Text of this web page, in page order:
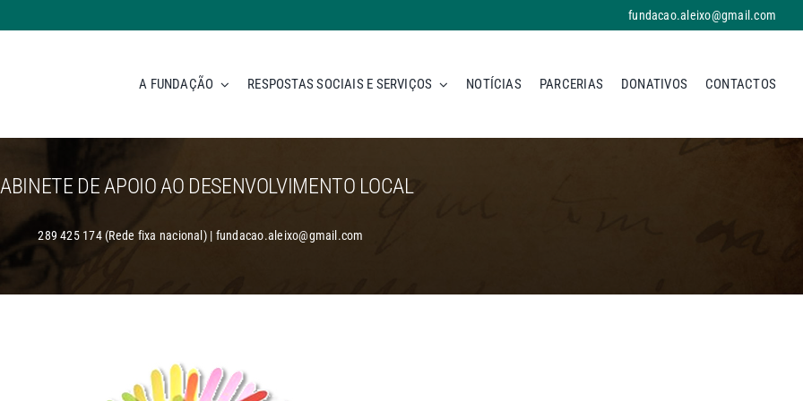
fundacao.aleixo@gmail.com
A FUNDAÇÃO RESPOSTAS SOCIAIS E SERVIÇOS NOTÍCIAS PARCERIAS DONATIVOS CONTACTOS
DE APOIO AO DESENVOLVIMENTO LOCAL
289 425 174 (Rede fixa nacional) | fundacao.aleixo@gmail.com